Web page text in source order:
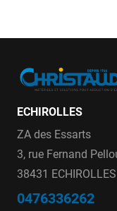
ECHIROLLES
ZA des Essarts
3, rue Fernand
38431
0476336262